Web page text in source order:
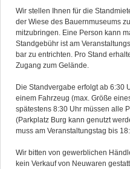
Wir stellen Ihnen für die
der Wiese des Bauernmuseums
mitzubringen. Eine Person kann
Standgebühr ist am
bar zu entrichten. Pro Stand
Zugang zum Gelände.
Die Standvergabe erfolgt ab 6:30
einem Fahrzeug (max. Größe
spätestens 8:30 Uhr müssen alle
(Parkplatz Burg kann genutzt
muss am Veranstaltungstag bis
Wir bitten von gewerblichen
kein Verkauf von Neuwaren